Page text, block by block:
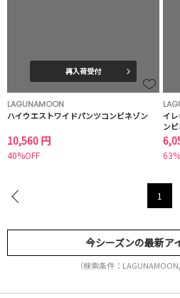
再入荷受付
LAGUNAMOON
ハイウエストワイドパンツコンビネゾン
10,560 円
40%OFF
イ
ン
1
今シーズンの最新ア
（検索条件：